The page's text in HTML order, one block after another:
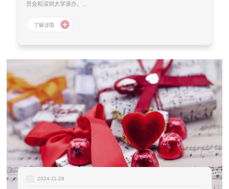
员会和深圳大学承办、...
2024-11-28